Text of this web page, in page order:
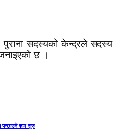
पुराना सदस्यको केन्द्रले सदस्य
छ ।
पन्छाउने काम सुरु